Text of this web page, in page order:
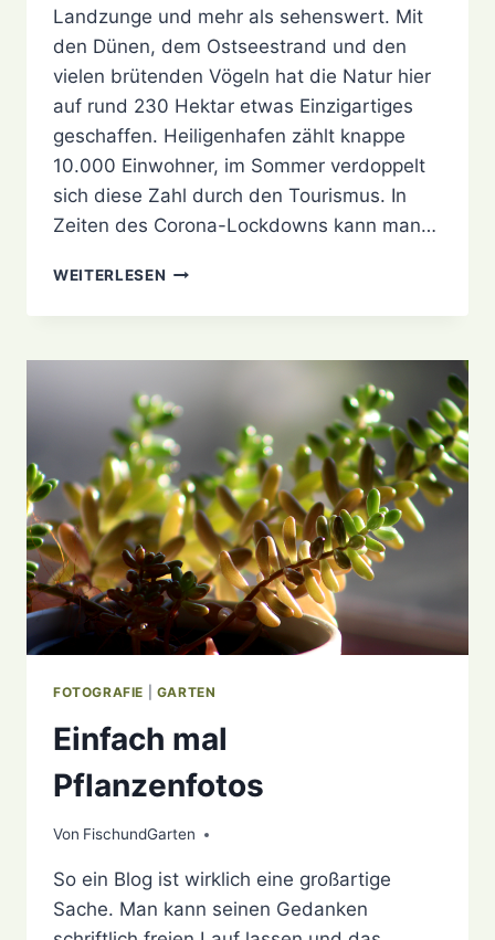
Landzunge und mehr als sehenswert. Mit
den Dünen, dem Ostseestrand und den
vielen brütenden Vögeln hat die Natur hier
auf rund 230 Hektar etwas Einzigartiges
geschaffen. Heiligenhafen zählt knappe
10.000 Einwohner, im Sommer verdoppelt
sich diese Zahl durch den Tourismus. In
Zeiten des Corona-Lockdowns kann man…
WEITERLESEN FOTOS
GRASWARDER
HEILIGENHAFEN
FOTOGRAFIE GARTEN
Einfach mal
Pflanzenfotos
Von FischundGarten
18. Dezember 2020
So ein Blog ist wirklich eine großartige
Sache. Man kann seinen Gedanken